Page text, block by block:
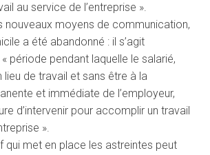
au service de l’entreprise ».
nouveaux moyens de communication,
a été abandonné : il s’agit
période pendant laquelle le salarié,
lieu de travail et sans être à la
et immédiate de l’employeur,
d’intervenir pour accomplir un travail
».
qui met en place les astreintes peut